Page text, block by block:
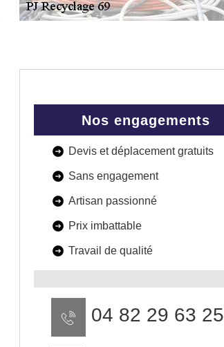
Nos engagements
Devis et déplacement gratuits
Sans engagement
Artisan passionné
Prix imbattable
Travail de qualité
04 82 29 63 25